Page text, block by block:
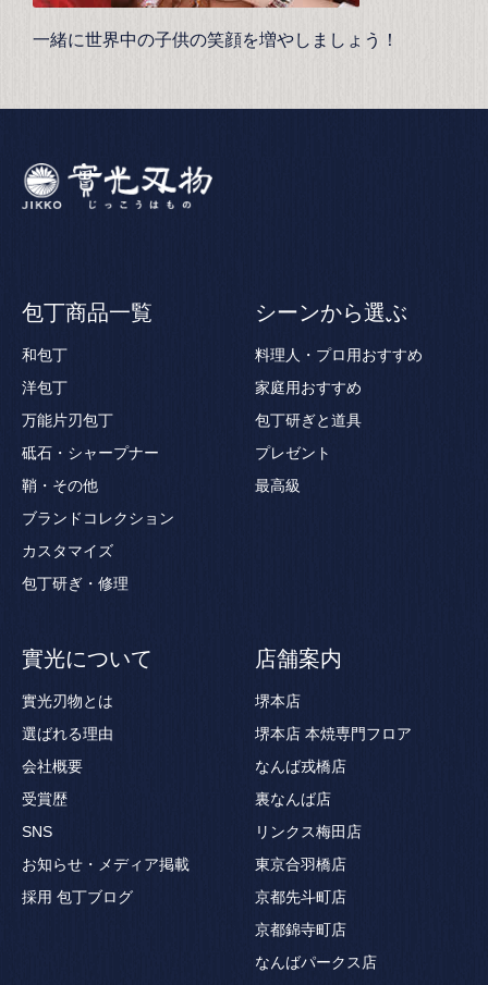
一緒に世界中の子供の笑顔を増やしましょう！
包丁商品一覧
和包丁
洋包丁
万能片刃包丁
砥石・シャープナー
鞘・その他
ブランドコレクション
カスタマイズ
包丁研ぎ・修理
シーンから選ぶ
料理人・プロ用おすすめ
家庭用おすすめ
包丁研ぎと道具
プレゼント
最高級
實光について
實光刃物とは
選ばれる理由
会社概要
受賞歴
SNS
お知らせ・メディア掲載
採用 包丁ブログ
店舗案内
堺本店
堺本店 本焼専門フロア
なんば戎橋店
裏なんば店
リンクス梅田店
東京合羽橋店
京都先斗町店
京都錦寺町店
なんばパークス店